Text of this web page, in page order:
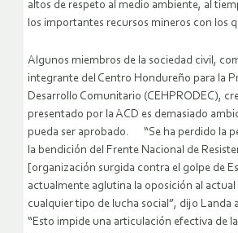
altos de respeto al medio ambiente, al
los importantes recursos mineros con los
Algunos miembros de la sociedad civil,
integrante del Centro Hondureño para la
Desarrollo Comunitario (CEHPRODEC),
presentado por la ACD es demasiado
pueda ser aprobado. “Se ha perdido la
la bendición del Frente Nacional de
[organización surgida contra el golpe de
actualmente aglutina la oposición al
cualquier tipo de lucha social”, dijo Landa
“Esto impide una articulación efectiva de